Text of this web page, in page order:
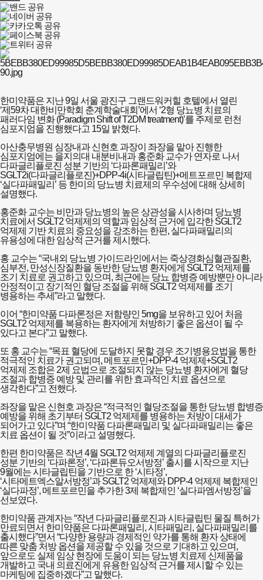
한미약품은 지난 9일 서울 광진구 그랜드워커힐 호텔에서 열린
‘제59차 대한비만학회 춘계학술대회’에서 ‘2형 당뇨병 치료의
패러다임 변화 (Paradigm Shift of T2DM treatment)’를 주제로 런천
심포지엄을 진행했다고 15일 밝혔다.
아산충무병원 심장내과 신현호 과장이 좌장을 맡아 진행한
심포지엄에는 을지의대 내분비내과 홍준화 교수가 연자로 나서
다파글리플로진 성분 기반의 ‘다파론패밀리’와
SGLT2i(다파글리플로진)+DPP-4i(시타글립틴)+메트포르민 복합제
‘실다파패밀리’ 등 한미의 당뇨병 치료제의 우수성에 대해 상세히
설명했다.
홍준화 교수는 비만과 당뇨병의 높은 상관성을 시사하며 당뇨병
치료에서 SGLT2 억제제의 역할과 임상적 근거에 입각한 SGLT2
억제제 기반 치료의 중요성을 강조하는 한편, 실다파패밀리의
유용성에 대한 임상적 근거를 제시했다.
홍 교수는 “국내외 당뇨병 가이드라인에서는 죽상경화심혈관질환,
심부전, 만성신장질환을 동반한 당뇨병 환자에게 SGLT2 억제제를
조기 치료로 권고하고 있으며, 최근에는 당뇨 합병증 예방뿐만 아니라
안정적이고 장기적인 혈당 조절을 위해 SGLT2 억제제를 조기
병용하는 추세”라고 말했다.
이어 “한미약품 다파론정은 저함량인 5mg을 보유하고 있어 처음
SGLT2 억제제를 복용하는 환자에게 처방하기 좋은 옵션이 될 수
있다고 본다”고 말했다.
또 홍 교수는 “목표 혈당에 도달하지 못할 경우 조기병용요법을 통한
적극적인 치료가 권고되며, 메트포르민+DPP-4 억제제+SGLT2
억제제 조합은 2제 요법으로 조절되지 않는 당뇨병 환자에게 혈당
조절과 합병증 예방 및 관리를 위한 효과적인 치료 옵션으로
생각한다”고 전했다.
좌장을 맡은 신현호 과장은 “적극적인 혈당조절을 통한 당뇨병 합병증
예방을 위해 초기부터 SGLT2 억제제를 병용하는 처방이 대세가
되어가고 있다”며 “한미약품 다파론패밀리 및 실다파패밀리는 좋은
치료 옵션이 될 것”이라고 설명했다.
한편 한미약품은 작년 4월 SGLT2 억제제 계열의 다파글리플로진
성분 기반의 ‘다파론정’, ‘다파론듀오서방정’ 출시를 시작으로 지난
9월에는 시타글립틴을 기반으로 한 ‘시타정’,
‘시타메트엑스알서방정’과 SGLT2 억제제와 DPP-4 억제제 복합제인
‘실다파정’, 메트포르민을 추가한 3제 복합제인 ‘실다파엠서방정’을
선보였다.
한미약품 관계자는 “작년 다파글리플로진과 시타글립틴 물질 특허가
만료되면서 한미약품은 다파론패밀리, 시타패밀리, 실다파패밀리를
출시했다”면서 “다양한 용량과 경제적인 약가를 통해 환자 상태에
따른 맞춤 처방 옵션을 제공할 수 있을 것으로 기대하고 있으며,
앞으로도 실제 임상 현장에 도움이 되는 당뇨병 치료제 신제품을
개발하고 국내 의료진에게 유용한 임상적 근거를 제시할 수 있는
마케팅에 집중하겠다”고 말했다.